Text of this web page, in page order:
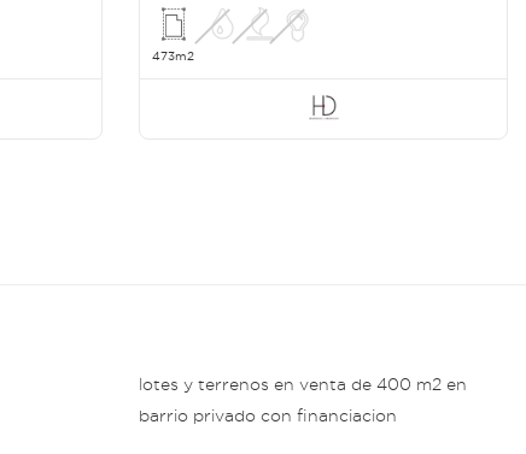
473m2
lotes y terrenos en venta de 400 m2 en
barrio privado con financiacion